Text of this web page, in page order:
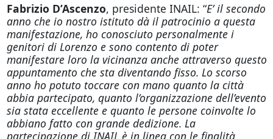
Fabrizio D’Ascenzo, presidente INAIL: “E’ il secondo
anno che io nostro istituto dà il patrocinio a questa
manifestazione, ho conosciuto personalmente i
genitori di Lorenzo e sono contento di poter
manifestare loro la vicinanza anche attraverso questo
appuntamento che sta diventando fisso. Lo scorso
anno ho potuto toccare con mano quanto la città
abbia partecipato, quanto l’organizzazione dell’evento
sia stata eccellente e quanto le persone coinvolte lo
abbiano fatto con grande dedizione. La
partecipazione di INAIL è in linea con le finalità